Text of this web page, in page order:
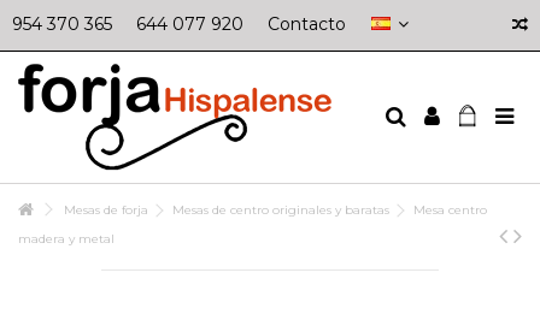
954 370 365 644 077 920 Contacto
Mesas de forja Mesas de centro originales y baratas
Mesa centro
madera y metal